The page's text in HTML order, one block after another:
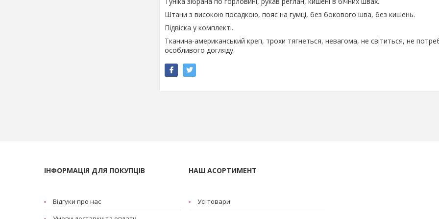
Штани з високою посадкою, пояс на гумці, без бокового шва, без кишень.
Підвіска у комплекті.
Тканина-американський креп, трохи тягнеться, невагома, не світиться, не
особливого догляду.
ІНФОРМАЦІЯ ДЛЯ ПОКУПЦІВ
Відгуки про нас
НАШ АСОРТИМЕНТ
Усі товари